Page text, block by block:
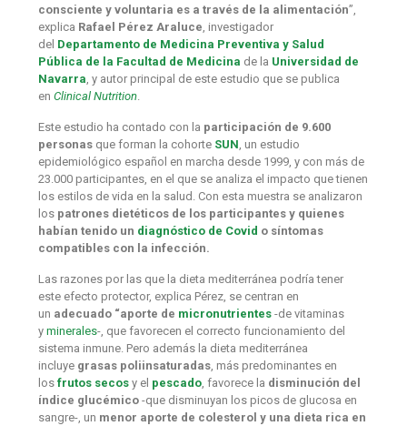
consciente y voluntaria es a través de la alimentación”,
explica Rafael Pérez Araluce , investigador
del Departamento de Medicina Preventiva y Salud
Pública de la Facultad de Medicina de la Universidad de
Navarra , y autor principal de este estudio que se publica
enClinical Nutrition
Este estudio ha contado con la participación de 9.600
personas que forman la cohorte SUN , un estudio
epidemiológico español en marcha desde 1999, y con más de
23.000 participantes, en el que se analiza el impacto que tienen
los estilos de vida en la salud. Con esta muestra se analizaron
los patrones dietéticos de los participantes y quienes
habían tenido un diagnóstico de Covid o síntomas
compatibles con la infección.
Las razones por las que la dieta mediterránea podría tener
este efecto protector, explica Pérez, se centran en
un adecuado “aporte de micronutrientes -de vitaminas
yminerales-, que favorecen el correcto funcionamiento del
sistema inmune. Pero además la dieta mediterránea
incluye grasas poliinsaturadas , más predominantes en
losfrutos secos y el pescado , favorece la disminución del
índice glucémico -que disminuyan los picos de glucosa en
sangre-, un menor aporte de colesterol y una dieta rica en